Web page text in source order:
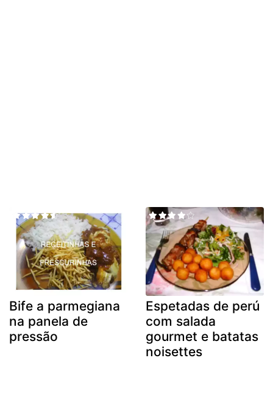
Bife a parmegiana
na panela de
pressão
Espetadas de perú
com salada
gourmet e batatas
noisettes